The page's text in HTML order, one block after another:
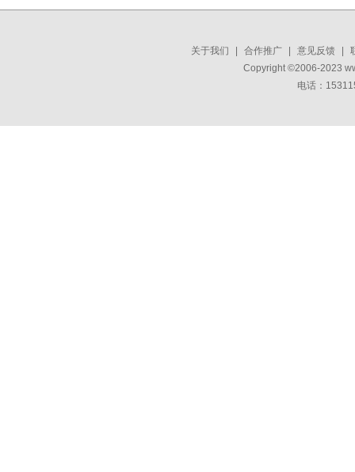
关于我们 合作推广 意见反馈
Copyright ©2006-2023
电话：